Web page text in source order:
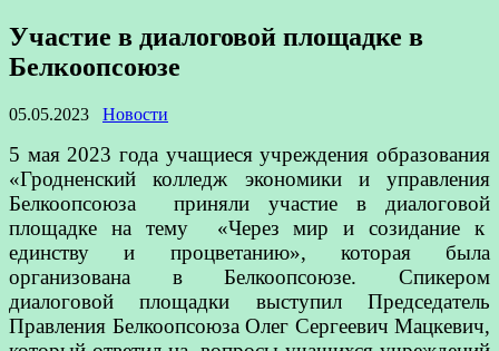
Участие в диалоговой площадке в
Белкоопсоюзе
05.05.2023 Новости
5 мая 2023 года учащиеся учреждения образования
«Гродненский колледж экономики и управления
Белкоопсоюза приняли участие в диалоговой
площадке на тему «Через мир и созидание к
единству и процветанию», которая была
организована в Белкоопсоюзе. Спикером
диалоговой площадки выступил Председатель
Правления Белкоопсоюза Олег Сергеевич Мацкевич,